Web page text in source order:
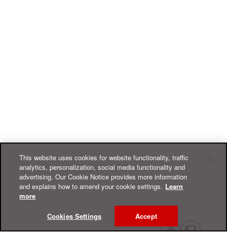
This website uses cookies for website functionality, traffic
analytics, personalization, social media functionality and
advertising. Our Cookie Notice provides more information
and explains how to amend your cookie settings. Learn
more
Cookies Settings Accept